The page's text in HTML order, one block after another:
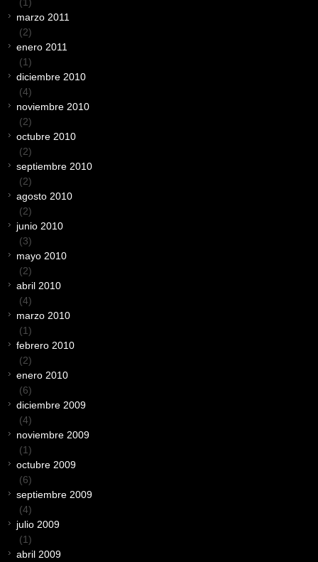
marzo 2011
(2)
enero 2011
(1)
diciembre 2010
(4)
noviembre 2010
(2)
octubre 2010
(2)
septiembre 2010
(2)
agosto 2010
(2)
junio 2010
(3)
mayo 2010
(2)
abril 2010
(4)
marzo 2010
(1)
febrero 2010
(2)
enero 2010
(6)
diciembre 2009
(4)
noviembre 2009
(1)
octubre 2009
(6)
septiembre 2009
(4)
julio 2009
(1)
abril 2009